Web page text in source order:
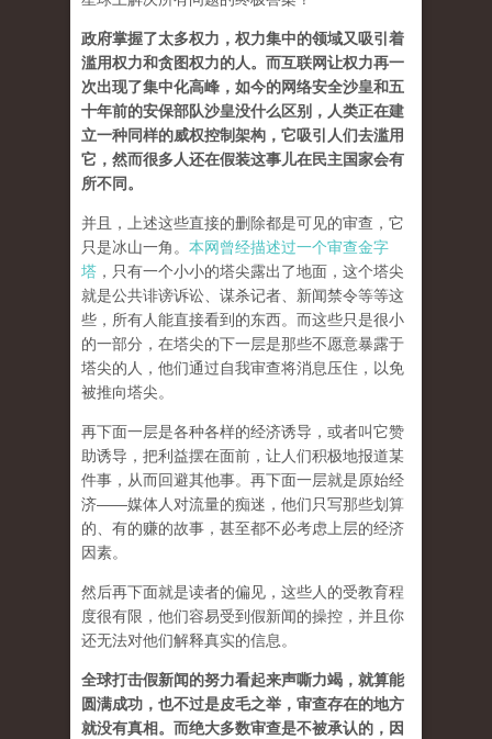
政府掌握了太多权力，权力集中的领域又吸引着
滥用权力和贪图权力的人。而互联网让权力再一
次出现了集中化高峰，如今的网络安全沙皇和五
十年前的安保部队沙皇没什么区别，人类正在建
立一种同样的威权控制架构，它吸引人们去滥用
它，然而很多人还在假装这事儿在民主国家会有
所不同。
并且，上述这些直接的删除都是可见的审查，它
只是冰山一角。 本网曾经描述过一个审查金字
塔 ，只有一个小小的塔尖露出了地面，这个塔尖
就是公共诽谤诉讼、谋杀记者、新闻禁令等等这
些，所有人能直接看到的东西。而这些只是很小
的一部分，在塔尖的下一层是那些不愿意暴露于
塔尖的人，他们通过自我审查将消息压住，以免
被推向塔尖。
再下面一层是各种各样的经济诱导，或者叫它赞
助诱导，把利益摆在面前，让人们积极地报道某
件事，从而回避其他事。再下面一层就是原始经
济——媒体人对流量的痴迷，他们只写那些划算
的、有的赚的故事，甚至都不必考虑上层的经济
因素。
然后再下面就是读者的偏见，这些人的受教育程
度很有限，他们容易受到假新闻的操控，并且你
还无法对他们解释真实的信息。
全球打击假新闻的努力看起来声嘶力竭，就算能
圆满成功，也不过是皮毛之举，审查存在的地方
就没有真相。而绝大多数审查是不被承认的，因